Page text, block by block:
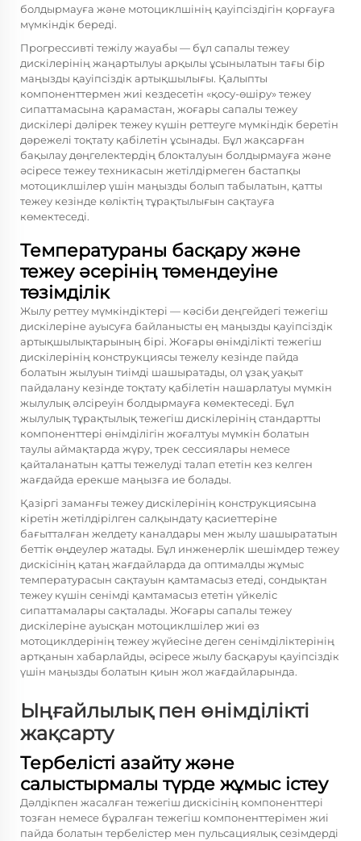
болдырмауға және мотоциклшінің қауіпсіздігін қорғауға
мүмкіндік береді.
Прогрессивті тежілу жауабы — бұл сапалы тежеу
дискілерінің жаңартылуы арқылы ұсынылатын тағы бір
маңызды қауіпсіздік артықшылығы. Қалыпты
компоненттермен жиі кездесетін «қосу-өшіру» тежеу
сипаттамасына қарамастан, жоғары сапалы тежеу
дискілері дәлірек тежеу күшін реттеуге мүмкіндік беретін
дәрежелі тоқтату қабілетін ұсынады. Бұл жақсарған
бақылау дөңгелектердің блокталуын болдырмауға және
әсіресе тежеу техникасын жетілдірмеген бастапқы
мотоциклшілер үшін маңызды болып табылатын, қатты
тежеу кезінде көліктің тұрақтылығын сақтауға
көмектеседі.
Температураны басқару және
тежеу әсерінің төмендеуіне
төзімділік
Жылу реттеу мүмкіндіктері — кәсіби деңгейдегі тежегіш
дискілеріне ауысуға байланысты ең маңызды қауіпсіздік
артықшылықтарының бірі. Жоғары өнімділікті тежегіш
дискілерінің конструкциясы тежелу кезінде пайда
болатын жылуын тиімді шашыратады, ол ұзақ уақыт
пайдалану кезінде тоқтату қабілетін нашарлатуы мүмкін
жылулық әлсіреуін болдырмауға көмектеседі. Бұл
жылулық тұрақтылық тежегіш дискілерінің стандартты
компоненттері өнімділігін жоғалтуы мүмкін болатын
таулы аймақтарда жүру, трек сессиялары немесе
қайталанатын қатты тежелуді талап ететін кез келген
жағдайда ерекше маңызға ие болады.
Қазіргі заманғы тежеу дискілерінің конструкциясына
кіретін жетілдірілген салқындату қасиеттеріне
бағытталған желдету каналдары мен жылу шашырататын
беттік өңдеулер жатады. Бұл инженерлік шешімдер тежеу
дискісінің қатаң жағдайларда да оптималды жұмыс
температурасын сақтауын қамтамасыз етеді, сондықтан
тежеу күшін сенімді қамтамасыз ететін үйкеліс
сипаттамалары сақталады. Жоғары сапалы тежеу
дискілеріне ауысқан мотоциклшілер жиі өз
мотоциклдерінің тежеу жүйесіне деген сенімділіктерінің
артқанын хабарлайды, әсіресе жылу басқаруы қауіпсіздік
үшін маңызды болатын қиын жол жағдайларында.
Ыңғайлылық пен өнімділікті
жақсарту
Тербелісті азайту және
салыстырмалы түрде жұмыс істеу
Дәлдікпен жасалған тежегіш дискісінің компоненттері
тозған немесе бұралған тежегіш компоненттерімен жиі
пайда болатын тербелістер мен пульсациялық сезімдерді